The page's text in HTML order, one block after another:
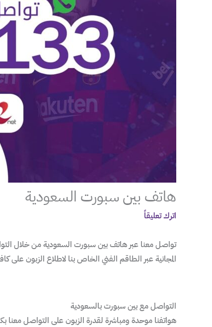
هاتف بين سبورت السعودية
اترك تعليقاً
تواصل معنا عبر هاتف بين سبورت السعودية من خلال
المجانية عبر الطاقم الفني الخاص بنا لاطلاع الزبون على
التواصل مع بين سبورت بالسعودية
هواتفنا موحدة ومباشرة لقدرة الزبون على التواصل